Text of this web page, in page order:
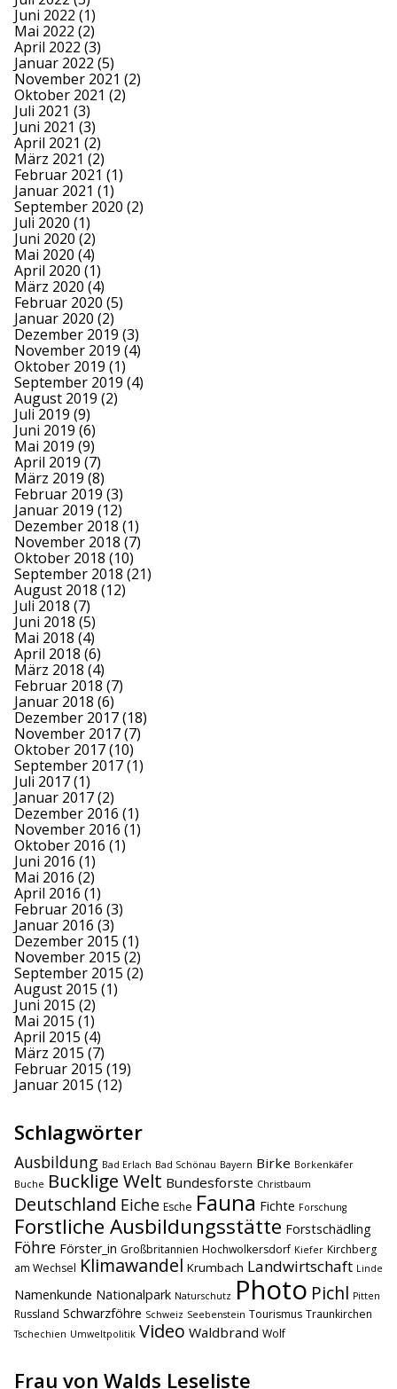
Juni 2022 (1)
Mai 2022 (2)
April 2022 (3)
Januar 2022 (5)
November 2021 (2)
Oktober 2021 (2)
Juli 2021 (3)
Juni 2021 (3)
April 2021 (2)
März 2021 (2)
Februar 2021 (1)
Januar 2021 (1)
September 2020 (2)
Juli 2020 (1)
Juni 2020 (2)
Mai 2020 (4)
April 2020 (1)
März 2020 (4)
Februar 2020 (5)
Januar 2020 (2)
Dezember 2019 (3)
November 2019 (4)
Oktober 2019 (1)
September 2019 (4)
August 2019 (2)
Juli 2019 (9)
Juni 2019 (6)
Mai 2019 (9)
April 2019 (7)
März 2019 (8)
Februar 2019 (3)
Januar 2019 (12)
Dezember 2018 (1)
November 2018 (7)
Oktober 2018 (10)
September 2018 (21)
August 2018 (12)
Juli 2018 (7)
Juni 2018 (5)
Mai 2018 (4)
April 2018 (6)
März 2018 (4)
Februar 2018 (7)
Januar 2018 (6)
Dezember 2017(18)
November 2017(7)
Oktober 2017(10)
September 2017(1)
Juli 2017(1)
Januar 2017(2)
Dezember 2016 (1)
November 2016 (1)
Oktober 2016 (1)
Juni 2016 (1)
Mai 2016 (2)
April 2016 (1)
Februar 2016 (3)
Januar 2016 (3)
Dezember 2015 (1)
November 2015 (2)
September 2015 (2)
August 2015 (1)
Juni 2015 (2)
Mai 2015 (1)
April 2015 (4)
März 2015 (7)
Februar 2015 (19)
Januar 2015 (12)
Schlagwörter
Ausbildung Bad Erlach Bad Schönau Bayern Birke Borkenkäfer
Buche Bucklige Welt Bundesforste Christbaum
Deutschland Eiche Esche Fauna Fichte Forschung
Forstliche Ausbildungsstätte Forstschädling
Föhre Förster_in Großbritannien Hochwolkersdorf Kiefer Kirchberg
am Wechsel Klimawandel Krumbach Landwirtschaft Linde
Namenkunde Nationalpark Naturschutz Photo Pichl Pitten
Russland Schwarzföhre Schweiz Seebenstein Tourismus Traunkirchen
Tschechien Umweltpolitik Video Waldbrand Wolf
Frau von Walds Leseliste